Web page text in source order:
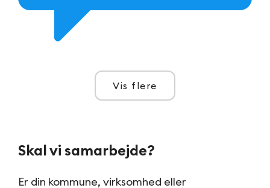
Vis flere
Skal vi samarbejde?
Er din kommune, virksomhed eller